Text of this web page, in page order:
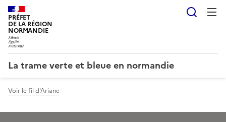
PRÉFET
DE LA RÉGION
NORMANDIE
La trame verte et bleue en normandie
Voir le fil d'Ariane